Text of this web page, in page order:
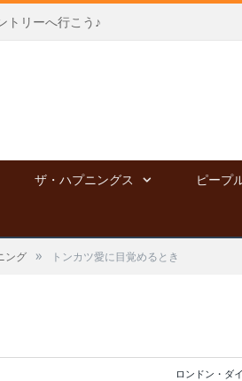
トリーへ行こう♪
ザ・ハプニングス ピープ
ング » トンカツ愛に目覚めるとき
ロンドン・ダ